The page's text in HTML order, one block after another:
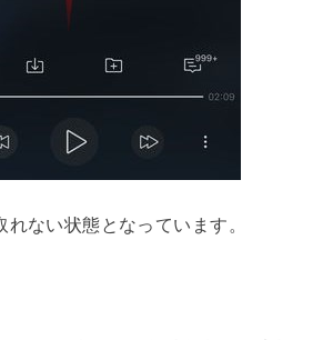
ない状態となっています。